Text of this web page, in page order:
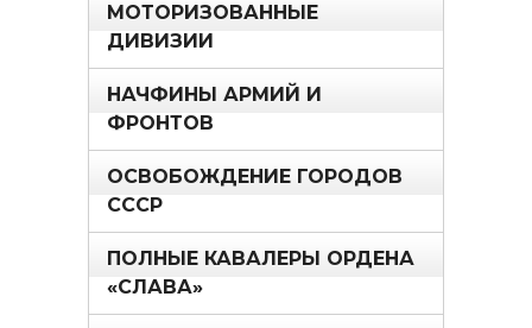
МОТОРИЗОВАННЫЕ
ДИВИЗИИ
НАЧФИНЫ АРМИЙ И
ФРОНТОВ
ОСВОБОЖДЕНИЕ ГОРОДОВ
СССР
ПОЛНЫЕ КАВАЛЕРЫ ОРДЕНА
«СЛАВА»